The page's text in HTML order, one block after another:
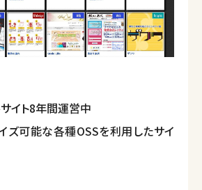
イト8年間運営中
ズ可能な各種OSSを利用したサイ